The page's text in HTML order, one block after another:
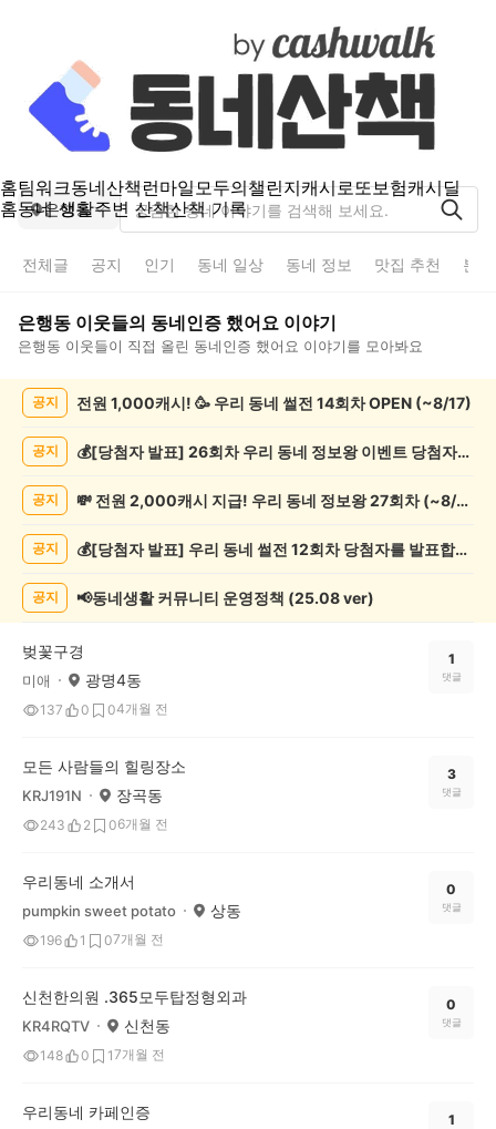
홈팀워크동네산책런마일모두의챌린지캐시로또보험캐시딜
홈동네 생활주변 산책산책 기록
은행동
전체글 공지 인기 동네 일상 동네 정보 맛집 추천 분
은행동 이웃들의 동네인증 했어요 이야기
은행동 이웃들이 직접 올린 동네인증 했어요 이야기를 모아봐요
시
공지 전원 1,000캐시! 🥳 우리 동네 썰전 14회차 OPEN (~8/17)
공지 💰[당첨자 발표] 26회차 우리 동네 정보왕 이벤트 당첨자를 발표합니다!
공지 💸 전원 2,000캐시 지급! 우리 동네 정보왕 27회차 (~8/10)
공지 💰[당첨자 발표] 우리 동네 썰전 12회차 당첨자를 발표합니다!
공지 📢동네생활 커뮤니티 운영정책 (25.08 ver)
벚꽃구경
미애 광명4동
137 0 04개월 전
1
댓글
모든 사람들의 힐링장소
KRJ191N 장곡동
243 2 06개월 전
3
댓글
우리동네 소개서
pumpkin sweet potato 상동
196 1 07개월 전
0
댓글
신천한의원 .365모두탑정형외과
KR4RQTV 신천동
148 0 17개월 전
0
댓글
우리동네 카페인증 1